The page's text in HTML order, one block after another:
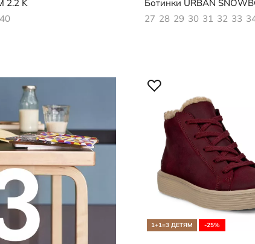
2.2 K
40
Ботинки URBAN
27 28 29 30 31 32 33
1+1=3 ДЕТЯМ -25%